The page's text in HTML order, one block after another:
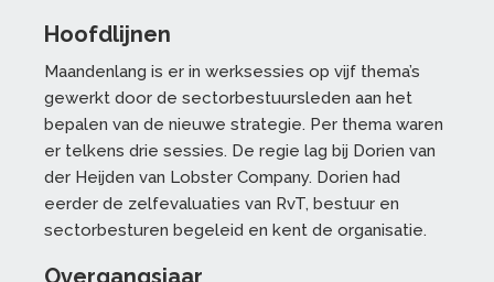
Hoofdlijnen
Maandenlang is er in werksessies op vijf thema’s
gewerkt door de sectorbestuursleden aan het
bepalen van de nieuwe strategie. Per thema waren
er telkens drie sessies. De regie lag bij Dorien van
der Heijden van Lobster Company. Dorien had
eerder de zelfevaluaties van RvT, bestuur en
sectorbesturen begeleid en kent de organisatie.
Overgangsjaar